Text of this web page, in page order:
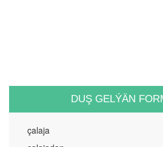
DUŞ GELÝÄN
çalaja